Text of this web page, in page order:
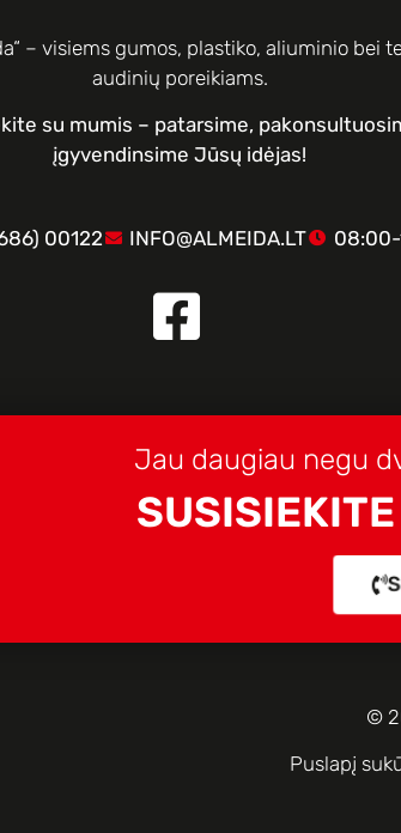
– visiems gumos, plastiko, aliuminio bei
audinių poreikiams.
su mumis – patarsime,
įgyvendinsime Jūsų idėjas!
00122 INFO@ALMEIDA.LT 08:00-
Jau daugiau negu
©
Puslapį